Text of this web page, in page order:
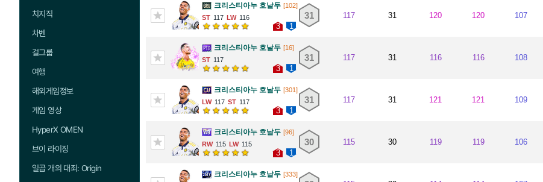
치지직
차벤
걸그룹
여행
해외게임정보
게임 영상
HyperX OMEN
브이 라이징
일곱 개의 대죄: Origin
크리스티아누 호날두 [102]
117
116
3 1
31 117 31 120 120 107
크리스티아누 호날두 [16]
117
3 1
31 117 31 116 116 108
크리스티아누 호날두 [301]
117
117
3 1
31 117 31 121 121 109
크리스티아누 호날두 [96]
115
115
3 1
30 115 30 119 119 106
크리스티아누 호날두 [333]